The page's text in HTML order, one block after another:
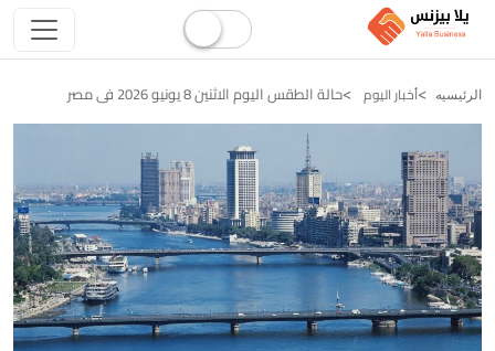
الرئيسيه أخبار اليوم حالة الطقس اليوم الاثنين 8 يونيو 2026 فى مصر